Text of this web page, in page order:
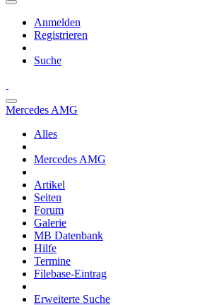
Anmelden
Registrieren
Suche
Mercedes AMG
Alles
Mercedes AMG
Artikel
Seiten
Forum
Galerie
MB Datenbank
Hilfe
Termine
Filebase-Eintrag
Erweiterte Suche